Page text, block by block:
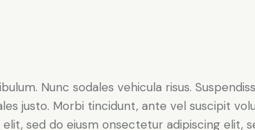
Nunc sodales vehicula risus.
justo. Morbi tincidunt, ante vel suscipit
sed do eiusm onsectetur adipiscing elit,